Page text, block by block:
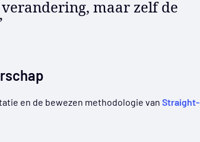
maar zelf de
en de bewezen methodologie van Straight-